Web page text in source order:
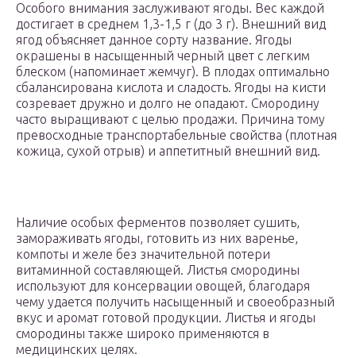
Особого внимания заслуживают ягоды. Вес каждой
достигает в среднем 1,3-1,5 г (до 3 г). Внешний вид
ягод объясняет данное сорту название. Ягоды
окрашены в насыщенный черный цвет с легким
блеском (напоминает жемчуг). В плодах оптимально
сбалансирована кислота и сладость. Ягоды на кисти
созревает дружно и долго не опадают. Смородину
часто выращивают с целью продажи. Причина тому
превосходные транспортабельные свойства (плотная
кожица, сухой отрыв) и аппетитный внешний вид.
Наличие особых ферментов позволяет сушить,
замораживать ягоды, готовить из них варенье,
компоты и желе без значительной потери
витаминной составляющей. Листья смородины
используют для консервации овощей, благодаря
чему удается получить насыщенный и своеобразный
вкус и аромат готовой продукции. Листья и ягоды
смородины также широко применяются в
медицинских целях.